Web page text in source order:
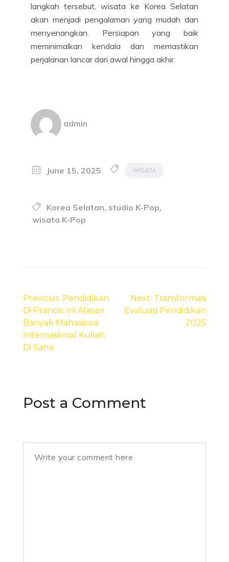
langkah tersebut, wisata ke Korea Selatan
akan menjadi pengalaman yang mudah dan
menyenangkan. Persiapan yang baik
meminimalkan kendala dan memastikan
perjalanan lancar dari awal hingga akhir.
admin
June 15, 2025 WISATA
Korea Selatan, studio K-Pop,
wisata K-Pop
navigation
Previous: Pendidikan
Di Prancis: Ini Alasan
Banyak Mahasiswa
Internasional Kuliah
Di Sana
Next: Transformasi
Evaluasi Pendidikan
2025
Post a Comment